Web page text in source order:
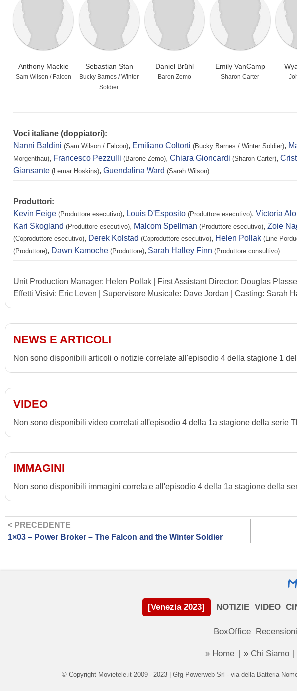
Anthony Mackie
Sam Wilson / Falcon
Sebastian Stan
Bucky Barnes / Winter
Soldier
Daniel Brühl
Baron Zemo
Emily VanCamp
Sharon Carter
Voci italiane (doppiatori):
Nanni Baldini (Sam Wilson / Falcon), Emiliano Coltorti (Bucky Barnes / Winter Soldier),
Morgenthau), Francesco Pezzulli (Barone Zemo), Chiara Gioncardi (Sharon Carter),
Giansante (Lemar Hoskins), Guendalina Ward (Sarah Wilson)
Produttori:
Kevin Feige (Produttore esecutivo), Louis D'Esposito (Produttore esecutivo), Victoria
Kari Skogland (Produttore esecutivo), Malcom Spellman (Produttore esecutivo), Zoie
(Coproduttore esecutivo), Derek Kolstad (Coproduttore esecutivo), Helen Pollak (Line
(Produttore), Dawn Kamoche (Produttore), Sarah Halley Finn (Produttore consultivo)
Unit Production Manager: Helen Pollak | First Assistant Director: Douglas
Effetti Visivi: Eric Leven | Supervisore Musicale: Dave Jordan | Casting: Sarah
NEWS E ARTICOLI
Non sono disponibili articoli o notizie correlate all'episodio 4 della stagione 1
VIDEO
Non sono disponibili video correlati all'episodio 4 della 1a stagione della serie
IMMAGINI
Non sono disponibili immagini correlate all'episodio 4 della 1a stagione della
< PRECEDENTE
1×03 – Power Broker – The Falcon and the Winter Soldier
[Venezia 2023] NOTIZIE VIDEO
BoxOffice Recensioni
» Home » Chi Siamo
© Copyright Movietele.it 2009 - 2023 | Gfg Powerweb Srl - via della Batteria